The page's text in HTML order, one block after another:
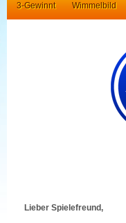
3-Gewinnt Wimmelbild
Lieber Spielefreund,